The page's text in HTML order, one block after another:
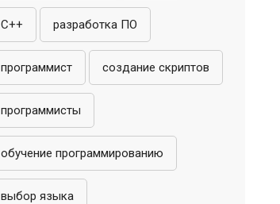
C++ разработка ПО
программист создание скриптов
программисты
обучение программированию
выбор языка